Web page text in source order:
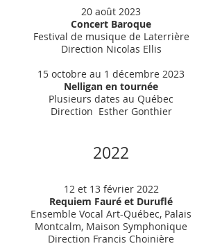
20 août 2023
Concert Baroque
Festival de musique de Laterrière
Direction Nicolas Ellis
15 octobre au 1 décembre 2023
Nelligan en tournée
Plusieurs dates au Québec
Direction Esther Gonthier
2022
12 et 13 février 2022
Requiem Fauré et Duruflé
Ensemble Vocal Art-Québec, Palais
Montcalm, Maison Symphonique
Direction Francis Choinière